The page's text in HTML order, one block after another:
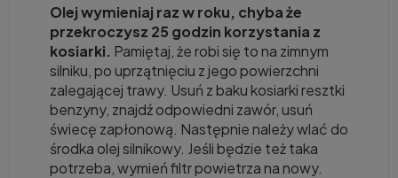
Olej wymieniaj raz w roku, chyba że
przekroczysz 25 godzin korzystania z
kosiarki. Pamiętaj, że robi się to na zimnym
silniku, po uprzątnięciu z jego powierzchni
zalegającej trawy. Usuń z baku kosiarki resztki
benzyny, znajdź odpowiedni zawór, usuń
świecę zapłonową. Następnie należy wlać do
środka olej silnikowy. Jeśli będzie też taka
potrzeba, wymień filtr powietrza na nowy.